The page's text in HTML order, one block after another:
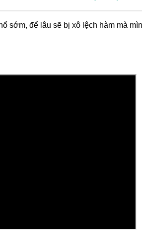
sớm, để lâu sẽ bị xô lệch hàm mà